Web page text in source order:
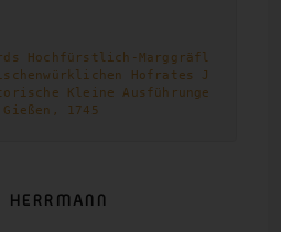
Hochfürstlich-Marggräfl
Hofrates J
Kleine Ausführunge
1745
HERRMANN